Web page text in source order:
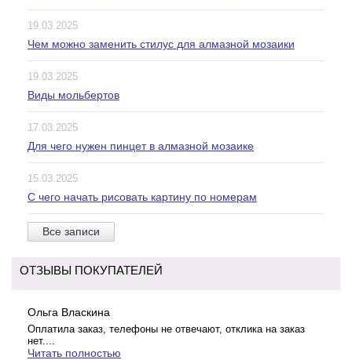
19.03.2025
Чем можно заменить стилус для алмазной мозаики
19.03.2025
Виды мольбертов
17.03.2025
Для чего нужен пинцет в алмазной мозаике
15.03.2025
С чего начать рисовать картину по номерам
Все записи
ОТЗЫВЫ ПОКУПАТЕЛЕЙ
Ольга Власкина
Оплатила заказ, телефоны не отвечают, отклика на заказ
нет....
Читать полностью